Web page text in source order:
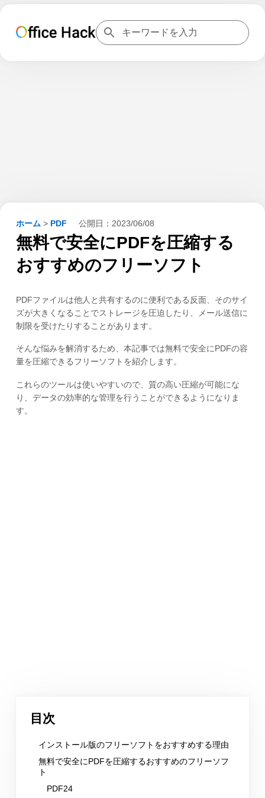
ホーム > PDF 公開日： 2023/06/08
無料で安全にPDFを圧縮する
おすすめのフリーソフト
PDFファイルは他人と共有するのに便利である反面、そのサイ
ズが大きくなることでストレージを圧迫したり、メール送信に
制限を受けたりすることがあります。
そんな悩みを解消するため、本記事では無料で安全にPDFの容
量を圧縮できるフリーソフトを紹介します。
これらのツールは使いやすいので、質の高い圧縮が可能にな
り、データの効率的な管理を行うことができるようになりま
す。
目次
インストール版のフリーソフトをおすすめする理由
無料で安全にPDFを圧縮するおすすめのフリーソフ
ト
PDF24